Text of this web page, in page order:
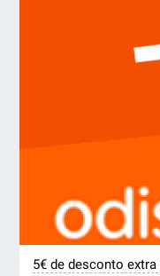
5€ de desconto